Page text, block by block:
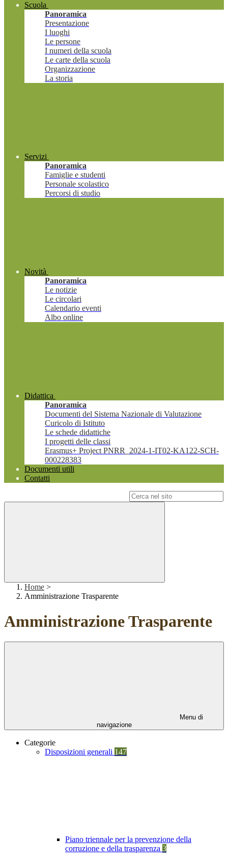
Scuola
Panoramica
Presentazione
I luoghi
Le persone
I numeri della scuola
Le carte della scuola
Organizzazione
La storia
Servizi
Panoramica
Famiglie e studenti
Personale scolastico
Percorsi di studio
Novità
Panoramica
Le notizie
Le circolari
Calendario eventi
Albo online
Didattica
Panoramica
Documenti del Sistema Nazionale di Valutazione
Curicolo di Istituto
Le schede didattiche
I progetti delle classi
Erasmus+ Project PNRR_2024-1-IT02-KA122-SCH-
000228383
Documenti utili
Contatti
Home >
Amministrazione Trasparente
Amministrazione Trasparente
Menu di
navigazione
Categorie
Disposizioni generali 147
Piano triennale per la prevenzione della
corruzione e della trasparenza 3